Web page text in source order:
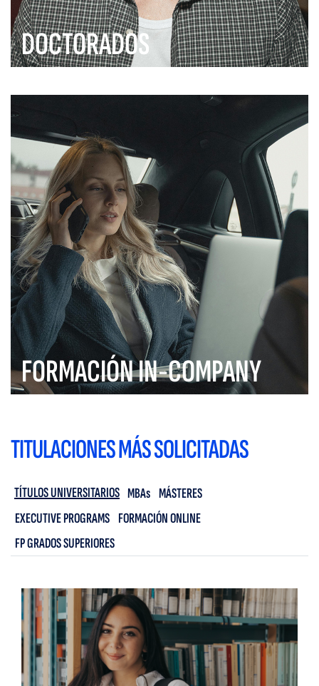
DOCTORADOS
FORMACIÓN IN-COMPANY
TITULACIONES MÁS SOLICITADAS
TÍTULOS UNIVERSITARIOS MBAs MÁSTERES
EXECUTIVE PROGRAMS FORMACIÓN ONLINE
FP GRADOS SUPERIORES